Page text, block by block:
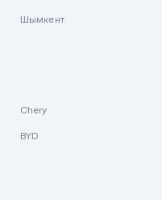
Шымкент
Chery
BYD